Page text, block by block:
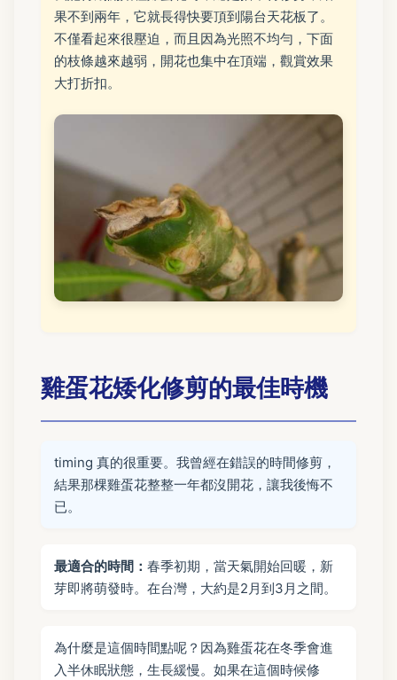
果不到兩年，它就長得快要頂到陽台天花板了。
不僅看起來很壓迫，而且因為光照不均勻，下面
的枝條越來越弱，開花也集中在頂端，觀賞效果
大打折扣。
雞蛋花矮化修剪的最佳時機
timing 真的很重要。我曾經在錯誤的時間修剪，
結果那棵雞蛋花整整一年都沒開花，讓我後悔不
已。
最適合的時間： 春季初期，當天氣開始回暖，新
芽即將萌發時。在台灣，大約是2月到3月之間。
為什麼是這個時間點呢？因為雞蛋花在冬季會進
入半休眠狀態，生長緩慢。如果在這個時候修